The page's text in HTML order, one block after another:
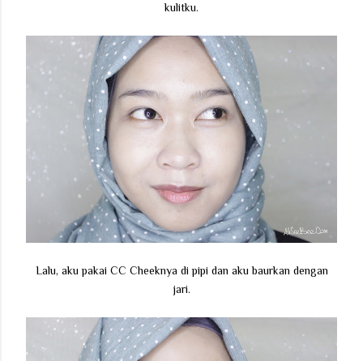
kulitku.
Lalu, aku pakai CC Cheeknya di pipi dan aku baurkan dengan
jari.